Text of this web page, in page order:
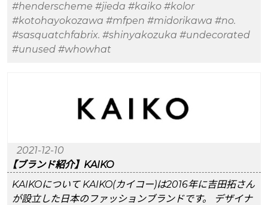
#henderscheme #jieda #kaiko #kolor
#kotohayokozawa #mfpen #midorikawa #no.
#sasquatchfabrix. #shinyakozuka #undecorated
#unused #whowhat
2021-12-10
【ブランド紹介】KAIKO
KAIKOについて KAIKO(カイコー)は2016年に吉田拓さん
が設立した日本のファッションブランドです。 デザイナ